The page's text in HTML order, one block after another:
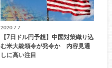
2020.7.7
【7日ドル円予想】中国対策織り込
む米大統領令が発令か 内容見通
しに高い注目